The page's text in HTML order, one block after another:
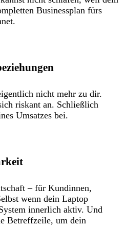
Businessplan fürs
nicht mehr zu dir.
riskant an. Schließlich
Umsatzes bei.
– für Kundinnen,
wenn dein Laptop
innerlich aktiv. Und
Betreffzeile, um dein